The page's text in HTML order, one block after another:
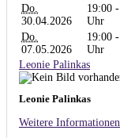
Do.
30.04.2026
19:00
Uhr
Do.
07.05.2026
19:00
Uhr
Leonie Palinkas
Leonie Palinkas
Weitere